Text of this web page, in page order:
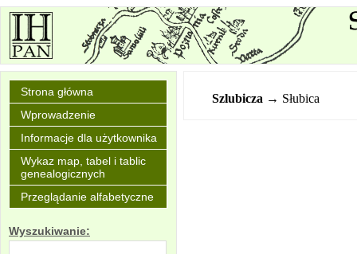
Strona główna
Wprowadzenie
Informacje dla użytkownika
Wykaz map, tabel i tablic
genealogicznych
Przeglądanie alfabetyczne
Wyszukiwanie:
Szlubicza → Słubica